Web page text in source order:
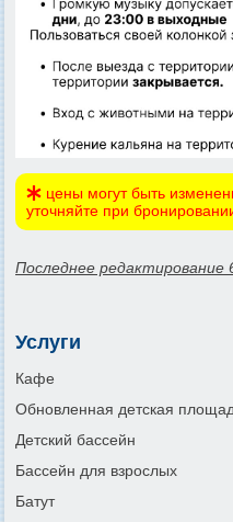
цены могут быть
уточняйте при
Последнее редактирование
Услуги
Кафе
Обновленная детская
Детский бассейн
Бассейн для взрослых
Батут